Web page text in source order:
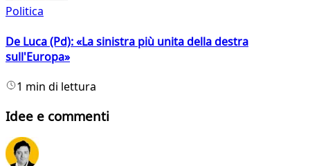
Politica
De Luca (Pd): «La sinistra più unita della destra
sull'Europa»
1 min di lettura
Idee e commenti